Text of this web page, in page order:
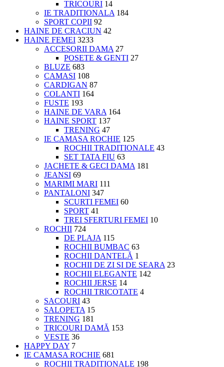
TRICOURI 14
IE TRADITIONALA 184
SPORT COPII 92
HAINE DE CRACIUN 42
HAINE FEMEI 3233
ACCESORII DAMA 27
POSETE & GENTI 27
BLUZE 683
CAMASI 108
CARDIGAN 87
COLANTI 164
FUSTE 193
HAINE DE VARA 164
HAINE SPORT 137
TRENING 47
IE CAMASA ROCHIE 125
ROCHII TRADITIONALE 43
SET TATA FIU 63
JACHETE & GECI DAMA 181
JEANSI 69
MARIMI MARI 111
PANTALONI 347
SCURTI FEMEI 60
SPORT 41
TREI SFERTURI FEMEI 10
ROCHII 724
DE PLAJA 115
ROCHII BUMBAC 63
ROCHII DANTELĂ 1
ROCHII DE ZI SI DE SEARA 23
ROCHII ELEGANTE 142
ROCHII JERSE 14
ROCHII TRICOTATE 4
SACOURI 43
SALOPETA 15
TRENING 181
TRICOURI DAMĂ 153
VESTE 36
HAPPY DAY 7
IE CAMASA ROCHIE 681
ROCHII TRADITIONALE 198